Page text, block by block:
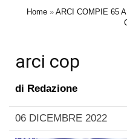
Home » ARCI COMPIE 65
arci cop
di Redazione
06 DICEMBRE 2022